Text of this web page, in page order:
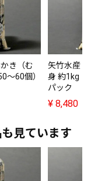
き（む
～60個）
矢竹水産・
身 約1kg（
パック
¥ 8,480
見ています